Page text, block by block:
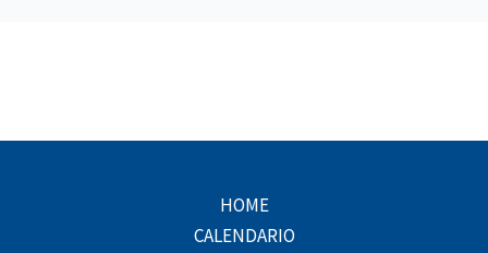
HOME
CALENDARIO